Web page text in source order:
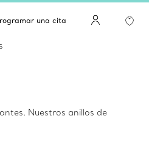
una cita
Nuestros anillos de